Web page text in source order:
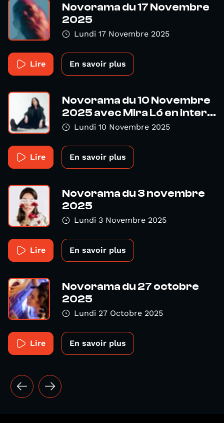
Novorama du 17 Novembre
2025
Lundi 17 Novembre 2025
Lire En savoir plus
Novorama du 10 Novembre
2025 avec Mira Ló en inter...
Lundi 10 Novembre 2025
Lire En savoir plus
Novorama du 3 novembre
2025
Lundi 3 Novembre 2025
Lire En savoir plus
Novorama du 27 octobre
2025
Lundi 27 Octobre 2025
Lire En savoir plus